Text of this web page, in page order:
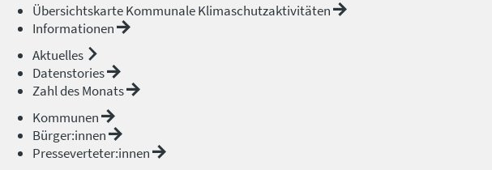
Übersichtskarte Kommunale Klimaschutzaktivitäten
Informationen
Aktuelles
Datenstories
Zahl des Monats
Kommunen
Bürger:innen
Presseverteter:innen